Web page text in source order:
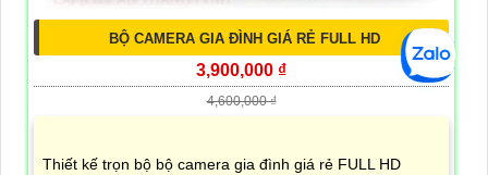
BỘ CAMERA GIA ĐÌNH GIÁ RẺ FULL HD
3,900,000 ₫
4,600,000 ₫
Thiết kế trọn bộ bộ camera gia đình giá rẻ FULL HD